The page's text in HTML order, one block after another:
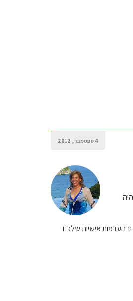
4 ספטמבר, 2012
ובהעדפות אישיות שלכם